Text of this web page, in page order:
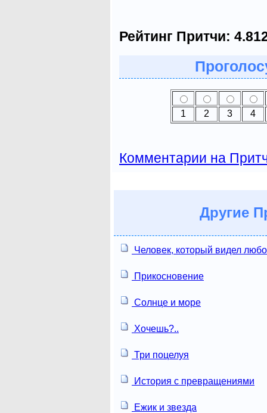
Рейтинг Притчи:
1 2 3 4
Комментарии на
Другие
Человек, который видел
Прикосновение
Солнце и море
Хочешь?..
Три поцелуя
История с превращениями
Ежик и звезда